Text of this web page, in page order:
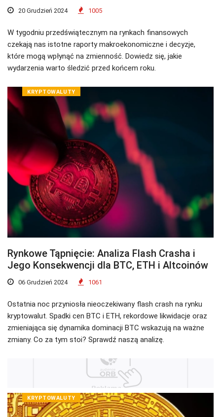
20 Grudzień 2024 1005
W tygodniu przedświątecznym na rynkach finansowych
czekają nas istotne raporty makroekonomiczne i decyzje,
które mogą wpłynąć na zmienność. Dowiedz się, jakie
wydarzenia warto śledzić przed końcem roku.
KRYPTOWALUTY
Rynkowe Tąpnięcie: Analiza Flash Crasha i
Jego Konsekwencji dla BTC, ETH i Altcoinów
06 Grudzień 2024 1061
Ostatnia noc przyniosła nieoczekiwany flash crash na rynku
kryptowalut. Spadki cen BTC i ETH, rekordowe likwidacje oraz
zmieniająca się dynamika dominacji BTC wskazują na ważne
zmiany. Co za tym stoi? Sprawdź naszą analizę.
KRYPTOWALUTY